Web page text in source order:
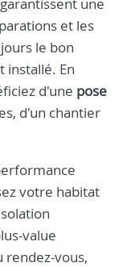
et les
le bon
En
d'une pose
d'un chantier
votre habitat
value
rendez-vous,